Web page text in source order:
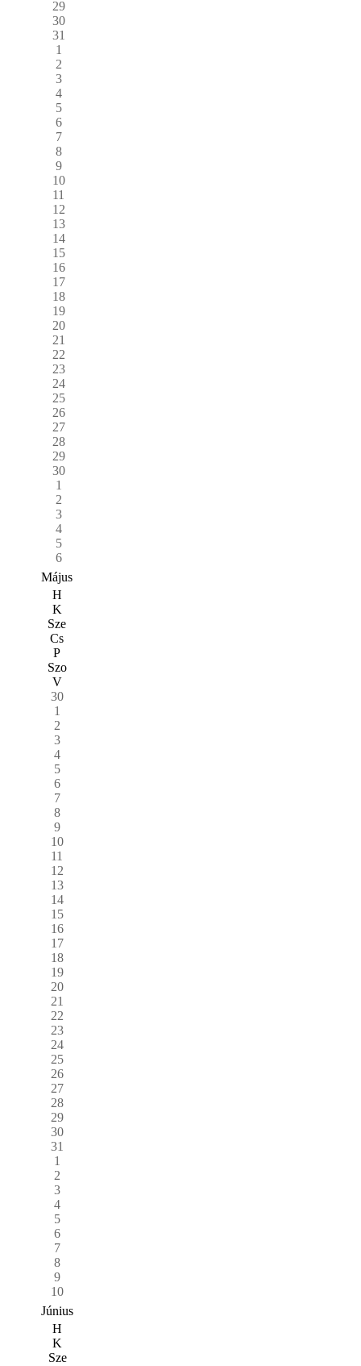
29
30
31
1
2
3
4
5
6
7
8
9
10
11
12
13
14
15
16
17
18
19
20
21
22
23
24
25
26
27
28
29
30
1
2
3
4
5
6
Május
H
K
Sze
Cs
P
Szo
V
30
1
2
3
4
5
6
7
8
9
10
11
12
13
14
15
16
17
18
19
20
21
22
23
24
25
26
27
28
29
30
31
1
2
3
4
5
6
7
8
9
10
Június
H
K
Sze